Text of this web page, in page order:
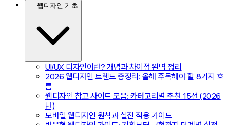
— 웹디자인 기초
UI/UX 디자인이란? 개념과 차이점 완벽 정리
2026 웹디자인 트렌드 총정리: 올해 주목해야 할 8가지 흐
름
웹디자인 참고 사이트 모음: 카테고리별 추천 15선 (2026
년)
모바일 웹디자인 원칙과 실전 적용 가이드